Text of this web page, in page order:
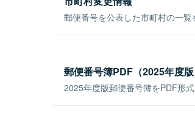
郵便番号を公表した市町村の一覧
郵便番号簿PDF（2025年度版
2025年度版郵便番号簿をPDF形